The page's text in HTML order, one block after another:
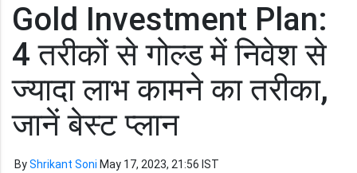
Gold Investment Plan:
4 तरीकों से गोल्ड में निवेश से
ज्यादा लाभ कामने का तरीका,
जानें बेस्ट प्लान
ByShrikant Soni May 17, 2023, 21:56 IST